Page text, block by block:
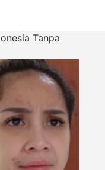
Tanpa